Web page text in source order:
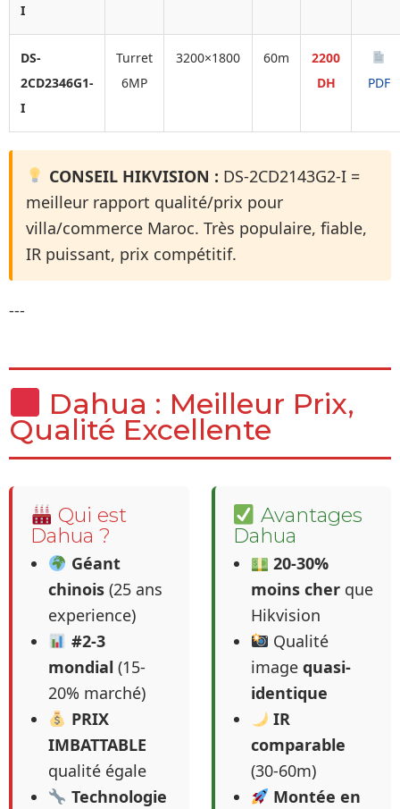
I
DS-
2CD2346G1-
I
Turret
6MP
3200×1800 60m
2200
DH
PDF
CONSEIL HIKVISION : DS-2CD2143G2-I =
meilleur rapport qualité/prix pour
villa/commerce Maroc. Très populaire, fiable,
IR puissant, prix compétitif.
---
Dahua : Meilleur Prix,
Qualité Excellente
Qui est
Dahua ?
Géant
chinois (25 ans
experience)
#2-3
mondial (15-
20% marché)
PRIX
IMBATTABLE
qualité égale
Technologie
Avantages
Dahua
20-30%
moins cherque
Hikvision
Qualité
image quasi-
identique
IR
comparable
(30-60m)
Montée en